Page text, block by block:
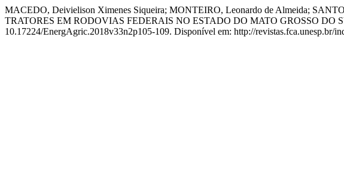
MACEDO, Deivielison Ximenes Siqueira; MONTEIRO, Leonardo de Almeida;
TRATORES EM RODOVIAS FEDERAIS NO ESTADO DO MATO GROSSO DO
10.17224/EnergAgric.2018v33n2p105-109. Disponível em: http://revistas.fca.unesp.br/